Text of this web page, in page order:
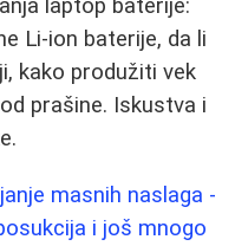
laptop baterije:
Li-ion baterije, da li
kako produžiti vek
prašine. Iskustva i
masnih naslaga -
i još mnogo